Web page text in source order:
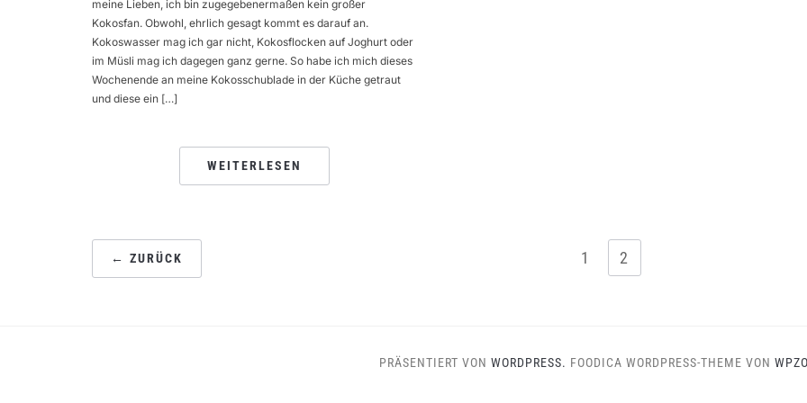
meine Lieben, ich bin zugegebenermaßen kein großer
Kokosfan. Obwohl, ehrlich gesagt kommt es darauf an.
Kokoswasser mag ich gar nicht, Kokosflocken auf Joghurt oder
im Müsli mag ich dagegen ganz gerne. So habe ich mich dieses
Wochenende an meine Kokosschublade in der Küche getraut
und diese ein […]
WEITERLESEN
SEITENNUMMERIERUNG
DER
← ZURÜCK 1 2
PRÄSENTIERT VON WORDPRESS. FOODICA WORDPRESS-THEME VON